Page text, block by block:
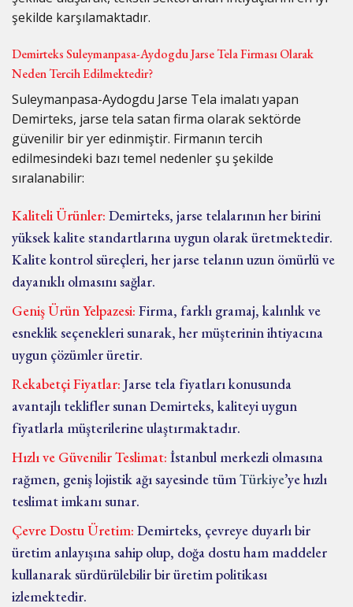
şekilde karşılamaktadır.
Demirteks Suleymanpasa-Aydogdu Jarse Tela Firması Olarak
Neden Tercih Edilmektedir?
Suleymanpasa-Aydogdu Jarse Tela imalatı yapan
Demirteks, jarse tela satan firma olarak sektörde
güvenilir bir yer edinmiştir. Firmanın tercih
edilmesindeki bazı temel nedenler şu şekilde
sıralanabilir:
Kaliteli Ürünler: Demirteks, jarse telalarının her birini
yüksek kalite standartlarına uygun olarak üretmektedir.
Kalite kontrol süreçleri, her jarse telanın uzun ömürlü ve
dayanıklı olmasını sağlar.
Geniş Ürün Yelpazesi: Firma, farklı gramaj, kalınlık ve
esneklik seçenekleri sunarak, her müşterinin ihtiyacına
uygun çözümler üretir.
Rekabetçi Fiyatlar: Jarse tela fiyatları konusunda
avantajlı teklifler sunan Demirteks, kaliteyi uygun
fiyatlarla müşterilerine ulaştırmaktadır.
Hızlı ve Güvenilir Teslimat: İstanbul merkezli olmasına
rağmen, geniş lojistik ağı sayesinde tümTürkiye’ye hızlı
teslimat imkanı sunar.
Çevre Dostu Üretim: Demirteks, çevreye duyarlı bir
üretim anlayışına sahip olup, doğa dostu ham maddeler
kullanarak sürdürülebilir bir üretim politikası
izlemektedir.